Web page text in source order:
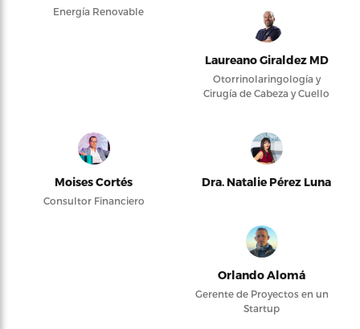
Energía Renovable
Laureano Giraldez MD
Otorrinolaringología y
Cirugía de Cabeza y Cuello
Moises Cortés
Consultor Financiero
Dra. Natalie Pérez Luna
Orlando Alomá
Gerente de Proyectos en un
Startup